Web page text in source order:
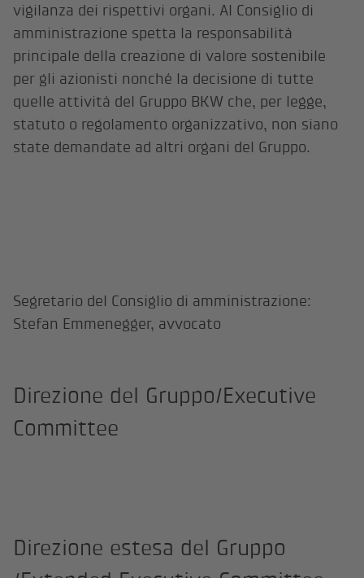
vigilanza dei rispettivi organi. Al Consiglio di
amministrazione spetta la responsabilità
principale della creazione di valore sostenibile
per gli azionisti nonché la decisione di tutte
quelle attività del Gruppo BKW che, per legge,
statuto o regolamento organizzativo, non siano
state demandate ad altri organi del Gruppo.
Segretario del Consiglio di amministrazione:
Stefan Emmenegger, avvocato
Direzione del Gruppo/Executive
Committee
Direzione estesa del Gruppo​